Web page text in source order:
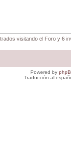
visitando el Foro y 6
Powered by
Traducción al